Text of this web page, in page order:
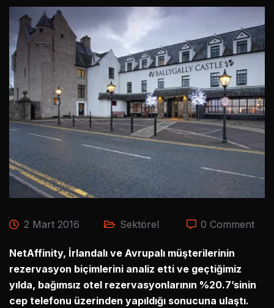
2 Mart 2016 Sektörel 0 Comment
NetAffinity, İrlandalı ve Avrupalı müşterilerinin
rezervasyon biçimlerini analiz etti ve geçtiğimiz
yılda, bağımsız otel rezervasyonlarının %20.7’sinin
cep telefonu üzerinden yapıldığı sonucuna ulaştı.